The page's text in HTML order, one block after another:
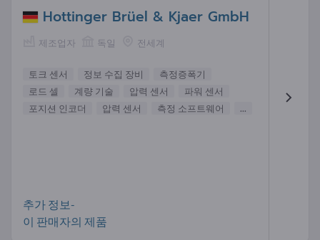
Hottinger Brüel & Kjaer GmbH
제조업자 독일 전세계
토크 센서 정보 수집 장비
측정증폭기
로드 셀
계량 기술 압력 센서
파워 센서
포지션 인코더
압력 센서 측정 소프트웨어 ...
추가 정보-
이 판매자의 제품